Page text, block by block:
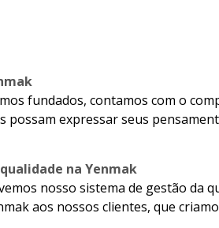
fundados, contamos com o
possam expressar seus
na Yenmak
nosso sistema de gestão da
aos nossos clientes, que